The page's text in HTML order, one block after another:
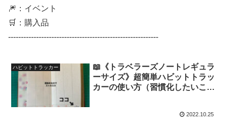
🎆：イベント
🛒：購入品
-----------------------------------------------------------
ハビットトラッカー
📖《トラベラーズノートレギュラ
ーサイズ》超簡単ハビットトラッ
カーの使い方（習慣化したいこと
2022.10.25